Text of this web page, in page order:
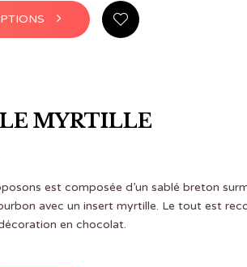
Ce
produit
peuvent
la
page
du
MYRTILLE
est composée d’un sablé breton
avec un insert myrtille. Le tout est
en chocolat.